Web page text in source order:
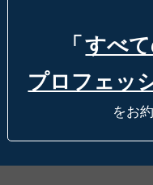
「 すべ
プロフェッ
をお